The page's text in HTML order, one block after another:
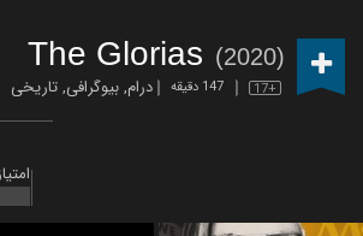
The Glorias (2020)
17+ 147 دقیقه درام,بیوگرافی,تاریخی